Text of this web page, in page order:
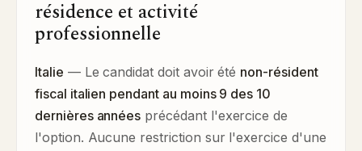
résidence et activité
professionnelle
Italie — Le candidat doit avoir été non-résident
fiscal italien pendant au moins 9 des 10
dernières années précédant l'exercice de
l'option. Aucune restriction sur l'exercice d'une